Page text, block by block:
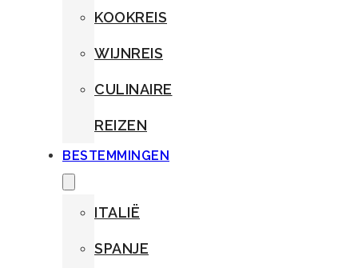
KOOKREIS
WIJNREIS
CULINAIRE
REIZEN
BESTEMMINGEN
ITALIË
SPANJE